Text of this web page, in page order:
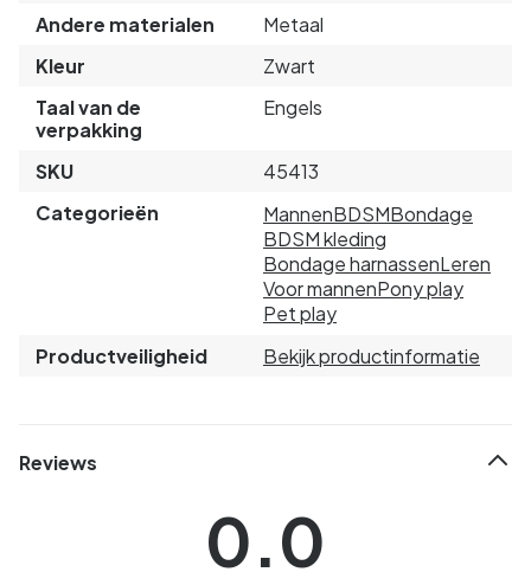
Andere materialen
Metaal
Kleur
Zwart
Taal van de
verpakking
Engels
SKU
45413
Categorieën
MannenBDSMBondage
BDSM kleding
Bondage harnassenLeren
Voor mannenPony play
Pet play
Productveiligheid
Bekijk productinformatie
Reviews
0.0